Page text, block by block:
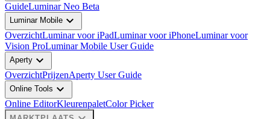
GuideLuminar Neo Beta
Luminar Mobile expand_more
OverzichtLuminar voor iPadLuminar voor iPhoneLuminar voor
Vision ProLuminar Mobile User Guide
Aperty expand_more
OverzichtPrijzenAperty User Guide
Online Tools expand_more
Online EditorKleurenpaletColor Picker